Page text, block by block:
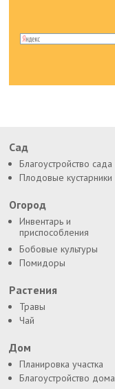
Сад
Благоустройство сада
Плодовые кустарники
Огород
Инвентарь и
приспособления
Бобовые культуры
Помидоры
Растения
Травы
Чай
Дом
Планировка участка
Благоустройство дома